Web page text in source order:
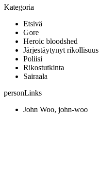
Kategoria
Etsivä
Gore
Heroic bloodshed
Järjestäytynyt rikollisuus
Poliisi
Rikostutkinta
Sairaala
personLinks
John Woo, john-woo